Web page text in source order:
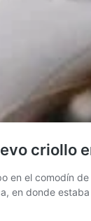
criollo
en el comodín
en donde